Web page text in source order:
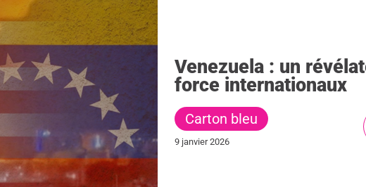
Venezuela : un
force internationaux
Carton bleu
9 janvier 2026